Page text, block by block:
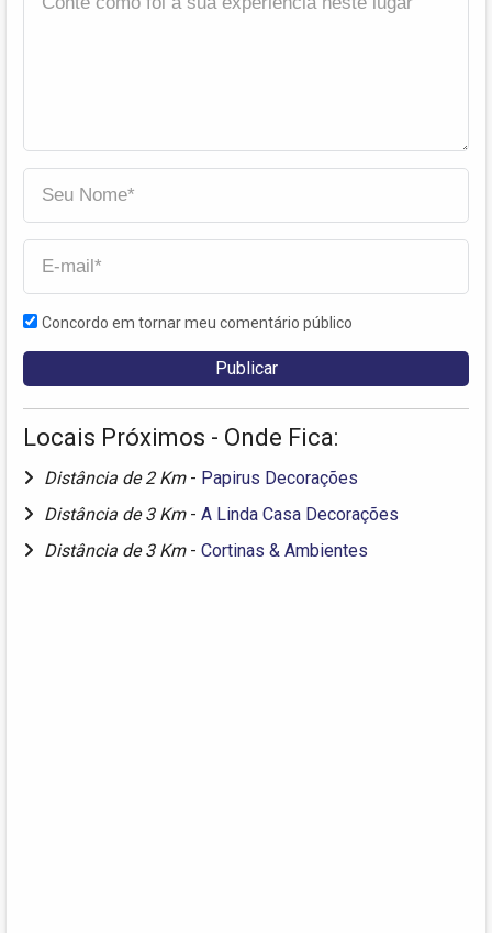
Concordo em tornar meu comentário público
Locais Próximos - Onde Fica:
Distância de 2 Km - Papirus Decorações
Distância de 3 Km - A Linda Casa Decorações
Distância de 3 Km - Cortinas & Ambientes